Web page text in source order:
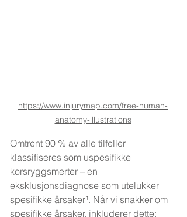
https://www.injurymap.com/free-human-
anatomy-illustrations
Omtrent 90 % av alle tilfeller
klassifiseres som uspesifikke
korsryggsmerter – en
eksklusjonsdiagnose som utelukker
spesifikke årsaker¹. Når vi snakker om
spesifikke årsaker, inkluderer dette: